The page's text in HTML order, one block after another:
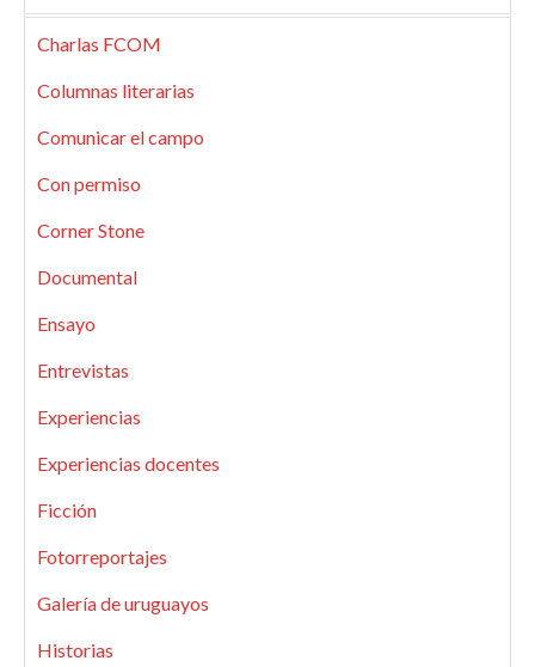
Charlas FCOM
Columnas literarias
Comunicar el campo
Con permiso
Corner Stone
Documental
Ensayo
Entrevistas
Experiencias
Experiencias docentes
Ficción
Fotorreportajes
Galería de uruguayos
Historias